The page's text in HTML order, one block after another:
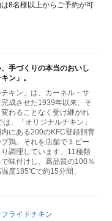
8名様以上からご予約が可
手づくりの本当のおいし
ン」。
キン」は、カーネル・サ
成させた1939年以来、そ
わることなく受け継がれ
、「オリジナルチキン」
にある200のKFC登録飼育
鶏。それを店舗で１ピー
調理しています。11種類
味付けし、高品質の100％
度185℃で約15分間、
ライドチキン